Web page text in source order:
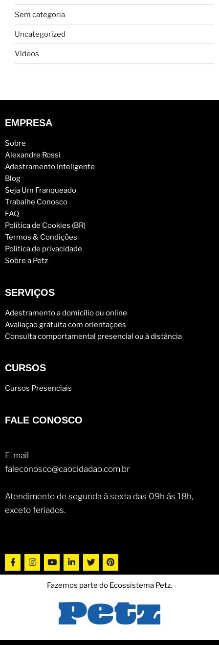
Sem categoria
Uncategorized
Vídeos
EMPRESA
Sobre
Alexandre Rossi
Adestramento Inteligente
Blog
Seja Um Franqueado
Trabalhe Conosco
FAQ
Política de Cookies (BR)
Termos & Condições
Política de privacidade
Sobre a Petz
SERVIÇOS
Adestramento a domicílio ou online
Avaliação gratuita com orientações
Consulta comportamental presencial ou à distância
CURSOS
Cursos Presenciais
FALE CONOSCO
E-mail
faleconosco@caocidadao.com.br
Atendimento de segunda à sexta das 09h às 18h,
exceto feriados.
Fazemos parte do Ecossistema Petz.